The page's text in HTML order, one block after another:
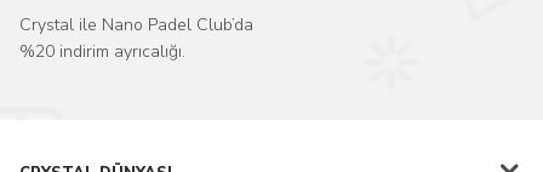
Crystal ile Nano Padel Club’da
%20 indirim ayrıcalığı.